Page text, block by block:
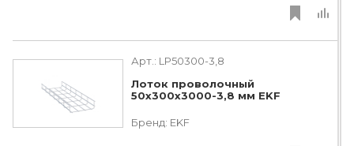
Арт.: LP50300-3,8
Лоток проволочный
50х300х3000-3,8 мм EKF
Бренд: EKF